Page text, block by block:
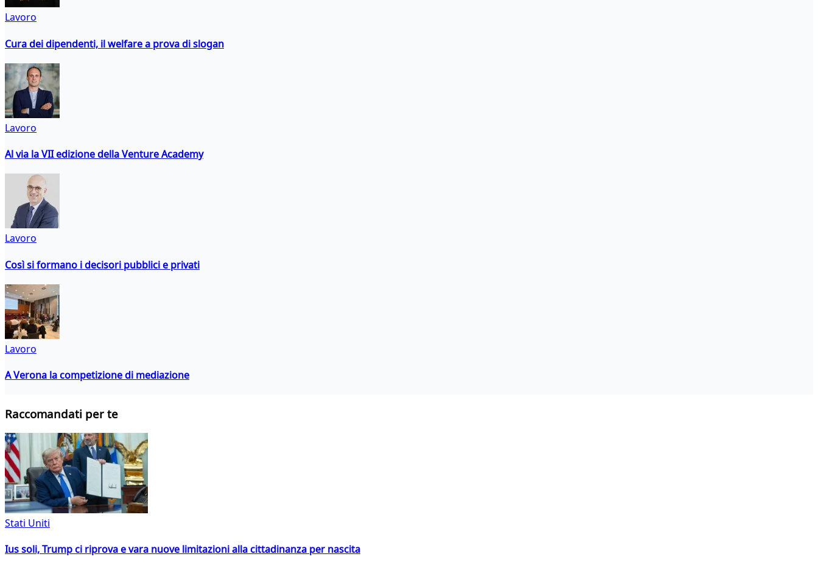
Lavoro
Cura dei dipendenti, il welfare a prova di slogan
Lavoro
Al via la VII edizione della Venture Academy
Lavoro
Così si formano i decisori pubblici e privati
Lavoro
A Verona la competizione di mediazione
Raccomandati per te
Stati Uniti
Ius soli, Trump ci riprova e vara nuove limitazioni alla cittadinanza per nascita